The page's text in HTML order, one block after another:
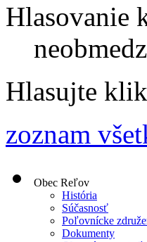
Hlasovanie
Hlasujte
zoznam
Obec Reľov
História
Súčasnosť
Poľovnícke
Dokumenty